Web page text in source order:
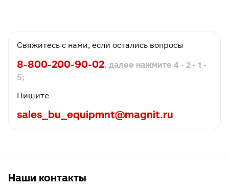
Свяжитесь с нами, если остались вопросы
8-800-200-90-02, далее нажмите 4 - 2 - 1 -
5;
Пишите
sales_bu_equipmnt@magnit.ru
Наши контакты